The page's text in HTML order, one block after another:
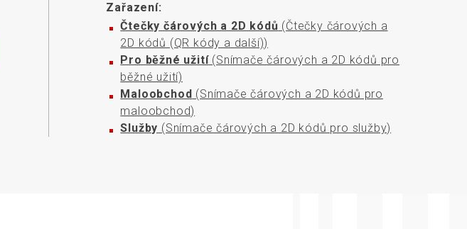
Zařazení:
Čtečky čárových a 2D kódů (Čtečky čárových a
2D kódů (QR kódy a další))
Pro běžné užití(Snímače čárových a 2D kódů pro
běžné užití)
Maloobchod (Snímače čárových a 2D kódů pro
maloobchod)
Služby (Snímače čárových a 2D kódů pro služby)